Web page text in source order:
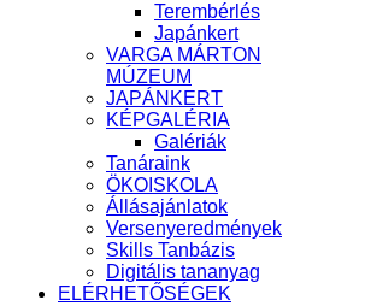
Terembérlés
Japánkert
VARGA MÁRTON
MÚZEUM
JAPÁNKERT
KÉPGALÉRIA
Galériák
Tanáraink
ÖKOISKOLA
Állásajánlatok
Versenyeredmények
Skills Tanbázis
Digitális tananyag
ELÉRHETŐSÉGEK